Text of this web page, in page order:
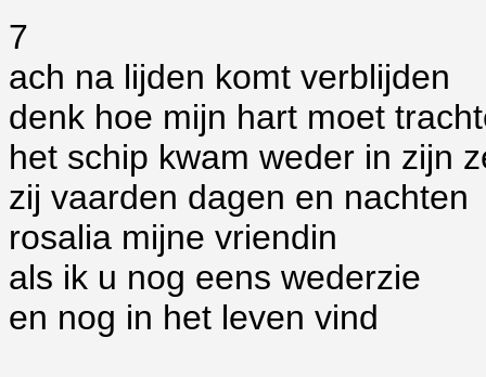
7
ach na lijden komt verblijden
denk hoe mijn hart moet
het schip kwam weder in zijn
zij vaarden dagen en nachten
rosalia mijne vriendin
als ik u nog eens wederzie
en nog in het leven vind